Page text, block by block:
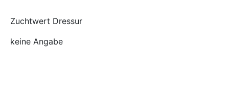
Zuchtwert Dressur
keine Angabe